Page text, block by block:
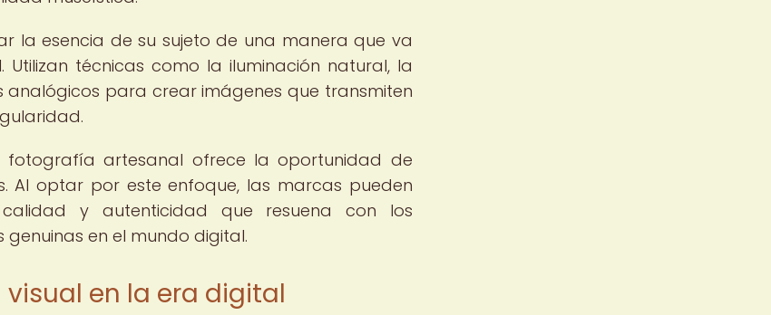
la esencia de su sujeto de una manera que va
técnicas como la iluminación natural, la
para crear imágenes que transmiten
fotografía artesanal ofrece la oportunidad de
Al optar por este enfoque, las marcas pueden
y autenticidad que resuena con los
en el mundo digital.
en la era digital